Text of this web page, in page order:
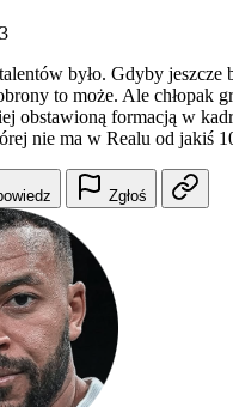
było. Gdyby jeszcze
to może. Ale chłopak
obstawioną formacją w
nie ma w Realu od jakiś
Zgłoś